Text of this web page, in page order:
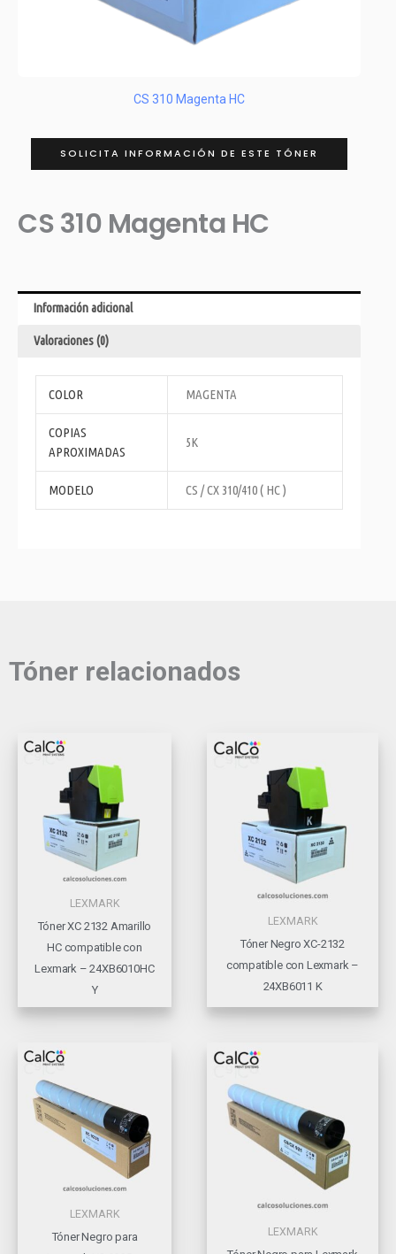
CS 310 Magenta HC
SOLICITA INFORMACIÓN DE ESTE TÓNER
CS 310 Magenta HC
Información adicional
Valoraciones (0)
COLOR MAGENTA
COPIAS
APROXIMADAS
5K
MODELO CS / CX 310/410 ( HC )
Tóner relacionados
LEXMARK
Tóner XC 2132 Amarillo
HC compatible con
Lexmark – 24XB6010HC
Y
LEXMARK
Tóner Negro XC-2132
compatible con Lexmark –
24XB6011 K
LEXMARK
Tóner Negro para
LEXMARK